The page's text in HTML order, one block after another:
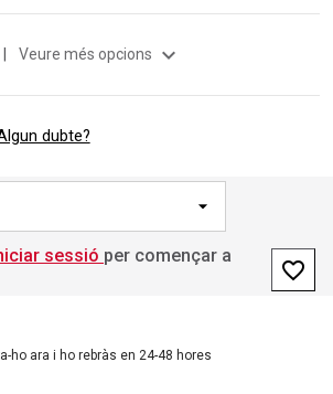
| Veure més opcions expand_more
dubte?
sessió per començar a
favorite_border
ho ara i ho rebràs en 24-48 hores